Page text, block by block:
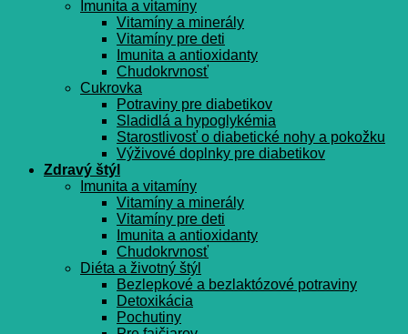
Imunita a vitamíny
Vitamíny a minerály
Vitamíny pre deti
Imunita a antioxidanty
Chudokrvnosť
Cukrovka
Potraviny pre diabetikov
Sladidlá a hypoglykémia
Starostlivosť o diabetické nohy a pokožku
Výživové doplnky pre diabetikov
Zdravý štýl
Imunita a vitamíny
Vitamíny a minerály
Vitamíny pre deti
Imunita a antioxidanty
Chudokrvnosť
Diéta a životný štýl
Bezlepkové a bezlaktózové potraviny
Detoxikácia
Pochutiny